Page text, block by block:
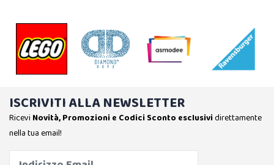
ISCRIVITI ALLA NEWSLETTER
Ricevi Novità, Promozioni e Codici Sconto esclusividirettamente
nella tua email!